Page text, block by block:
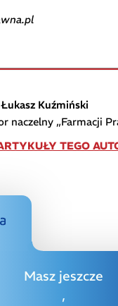
Kuźmiński
naczelny „Farmacji
TEGO
Masz jeszcze
,